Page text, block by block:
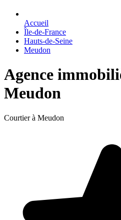
Accueil
Île-de-France
Hauts-de-Seine
Meudon
Agence
Meudon
Courtier à Meudon